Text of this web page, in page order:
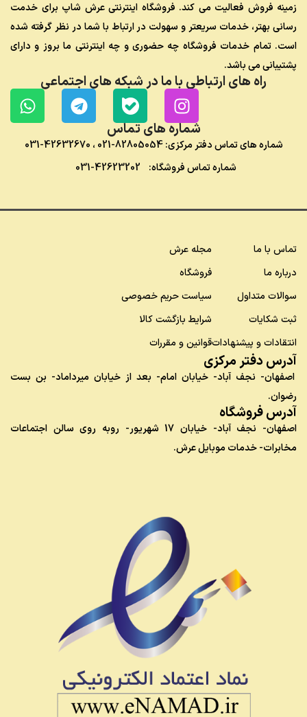
زمینه فروش فعالیت می کند. فروشگاه اینترنتی عرش شاپ برای خدمت
رسانی بهتر، خدمات سریعتر و سهولت در ارتباط با شما در نظر گرفته شده
است. تمام خدمات فروشگاه چه حضوری و چه اینترنتی ما بروز و دارای
پشتیبانی می باشد.
راه های ارتباطی با ما در شبکه های اجتماعی
شماره های تماس
شماره های تماس دفتر مرکزی:82805054-021 ، 42632670-031
شماره تماس فروشگاه: 42623202-031
تماس با ما
درباره ما
سوالات متداول
ثبت شکایات
انتقادات و پیشنهادات
مجله عرش
فروشگاه
سیاست حریم خصوصی
شرایط بازگشت کالا
قوانین و مقررات
آدرس دفتر مرکزی
اصفهان- نجف آباد- خیابان امام- بعد از خیابان میرداماد- بن بست
رضوان.
آدرس فروشگاه
اصفهان- نجف آباد- خیابان 17 شهریور- روبه روی سالن اجتماعات
مخابرات- خدمات موبایل عرش.